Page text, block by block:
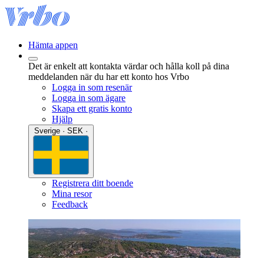
Hämta appen
Det är enkelt att kontakta värdar och hålla koll på dina
meddelanden när du har ett konto hos Vrbo
Logga in som resenär
Logga in som ägare
Skapa ett gratis konto
Hjälp
Registrera ditt boende
Mina resor
Feedback